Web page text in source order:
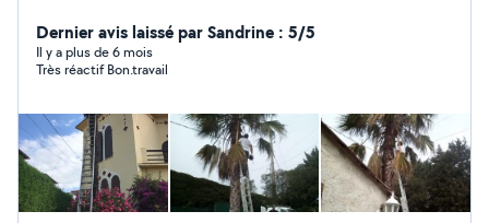
Déplacement et devis gratuit Pour plus de
renseignement nous contacter
Dernier avis laissé par Sandrine : 5/5
Il y a plus de 6 mois
Très réactif Bon.travail